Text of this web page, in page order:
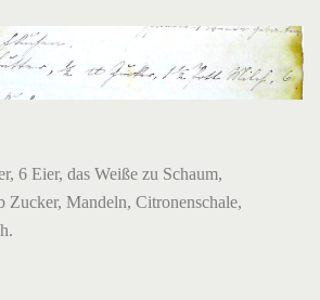
6 Eier, das Weiße zu Schaum,
Zucker, Mandeln, Citronenschale,